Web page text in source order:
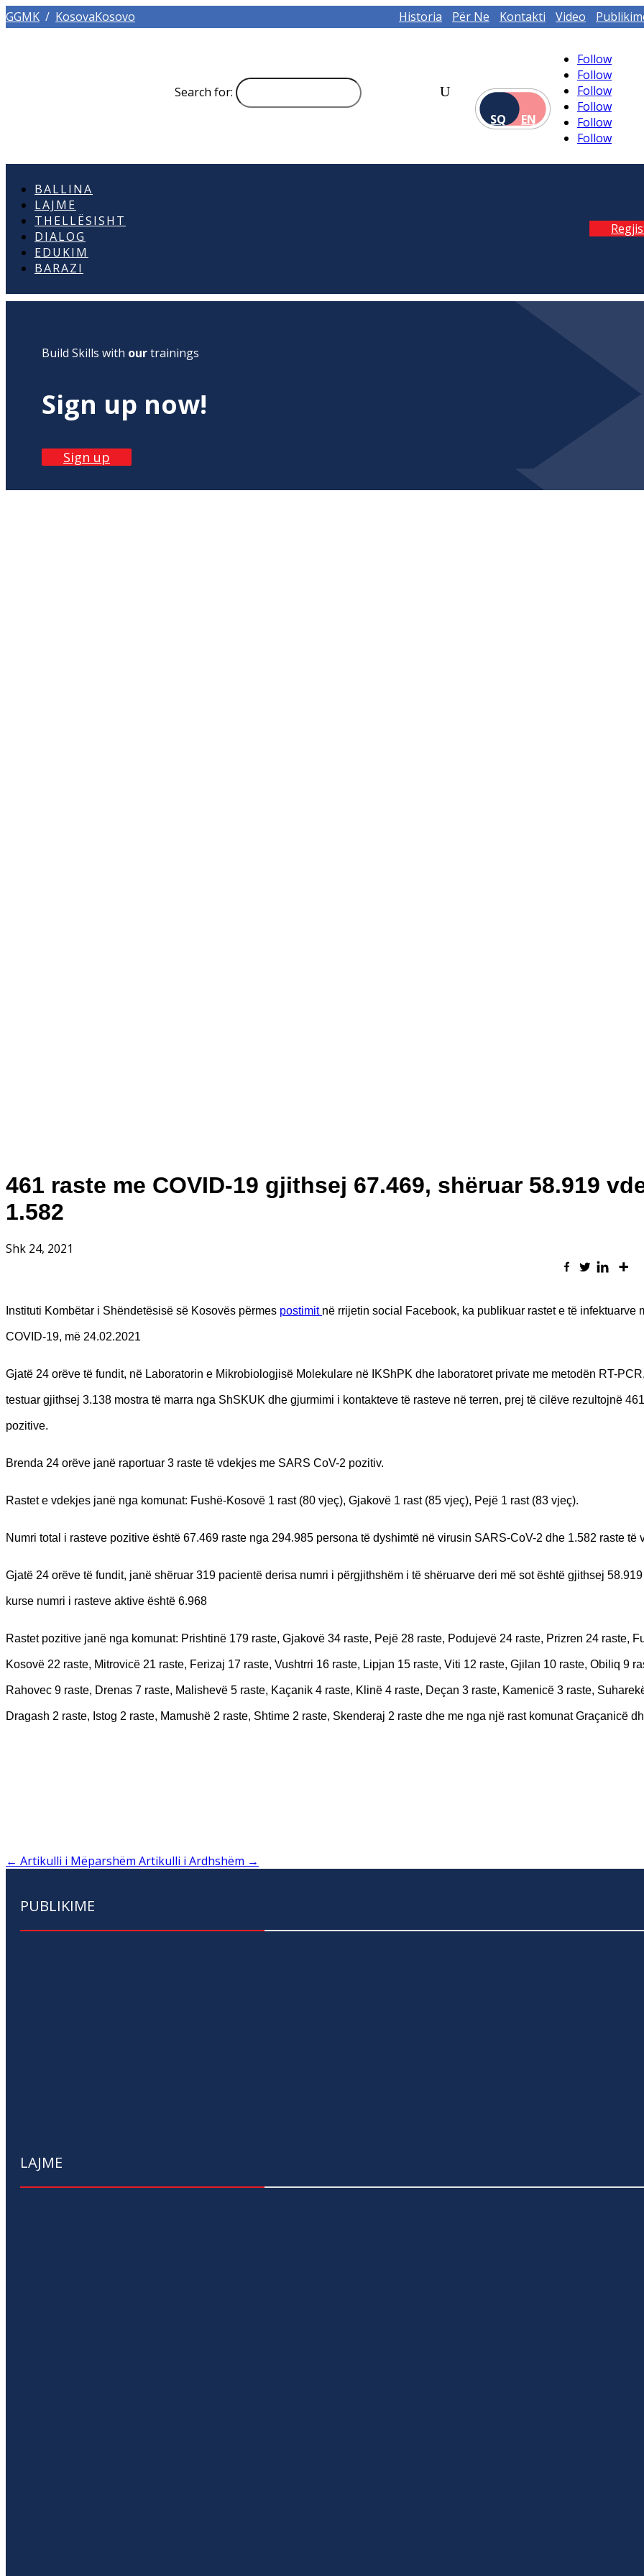
GGMK / KosovaKosovo Historia Për Ne Kontakti Video
Search for:
SQ
EN
Follow
Follow
Follow
Follow
Follow
Follow
BALLINA
LAJME
THELLËSISHT
DIALOG
EDUKIM
BARAZI
Build Skills with ourtrainings
Sign up now!
Sign up
461 raste me COVID-19 gjithsej 67.469, shëruar 58.919
1.582
Shk 24, 2021
Instituti Kombëtar i Shëndetësisë së Kosovës përmes postimit në rrijetin social Facebook, ka publikuar rastet e të infektuarve
COVID-19, më 24.02.2021
Gjatë 24 orëve të fundit, në Laboratorin e Mikrobiologjisë Molekulare në IKShPK dhe laboratoret private me metodën RT-
testuar gjithsej 3.138 mostra të marra nga ShSKUK dhe gjurmimi i kontakteve të rasteve në terren, prej të cilëve rezultojnë
pozitive.
Brenda 24 orëve janë raportuar 3 raste të vdekjes me SARS CoV-2 pozitiv.
Rastet e vdekjes janë nga komunat: Fushë-Kosovë 1 rast (80 vjeç), Gjakovë 1 rast (85 vjeç), Pejë 1 rast (83 vjeç).
Numri total i rasteve pozitive është 67.469 raste nga 294.985 persona të dyshimtë në virusin SARS-CoV-2 dhe 1.582 raste të
Gjatë 24 orëve të fundit, janë shëruar 319 pacientë derisa numri i përgjithshëm i të shëruarve deri më sot është gjithsej
kurse numri i rasteve aktive është 6.968
Rastet pozitive janë nga komunat: Prishtinë 179 raste, Gjakovë 34 raste, Pejë 28 raste, Podujevë 24 raste, Prizren 24 raste,
Kosovë 22 raste, Mitrovicë 21 raste, Ferizaj 17 raste, Vushtrri 16 raste, Lipjan 15 raste, Viti 12 raste, Gjilan 10 raste, Obiliq 9
Rahovec 9 raste, Drenas 7 raste, Malishevë 5 raste, Kaçanik 4 raste, Klinë 4 raste, Deçan 3 raste, Kamenicë 3 raste,
Dragash 2 raste, Istog 2 raste, Mamushë 2 raste, Shtime 2 raste, Skenderaj 2 raste dhe me nga një rast komunat Graçanicë
← Artikulli i Mëparshëm Artikulli i Ardhshëm →
PUBLIKIME
LAJME